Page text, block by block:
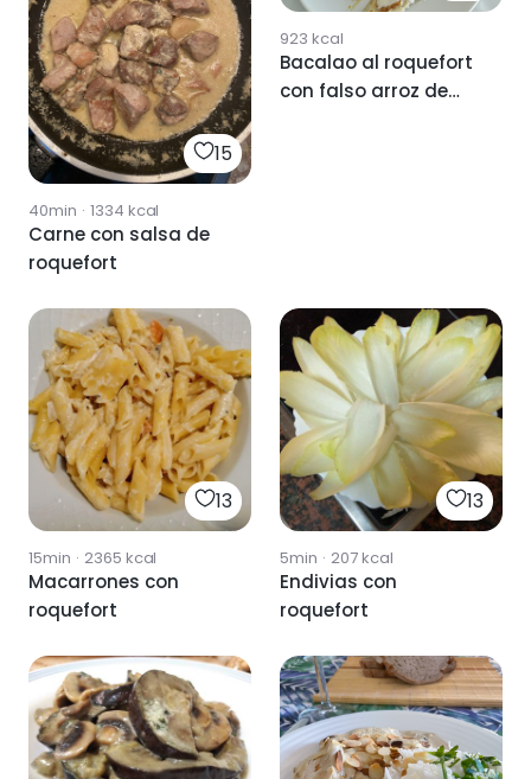
15
40min · 1334 kcal
Carne con salsa de
roquefort
923 kcal
Bacalao al roquefort
con falso arroz de
13
15min · 2365 kcal
Macarrones con
roquefort
13
5min · 207kcal
Endivias con
roquefort